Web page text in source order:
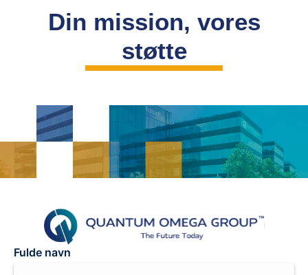
Din mission, vores
støtte
Fulde navn